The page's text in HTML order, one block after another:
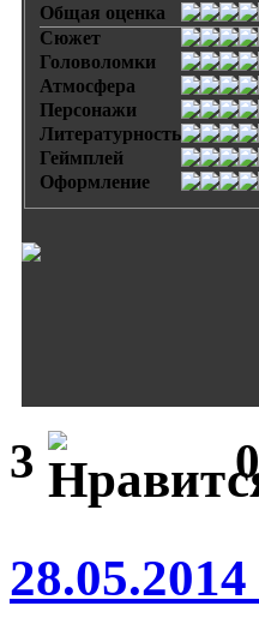
Общая оценка
Сюжет
Головоломки
Атмосфера
Персонажи
Литературность
Геймплей
Оформление
3 0